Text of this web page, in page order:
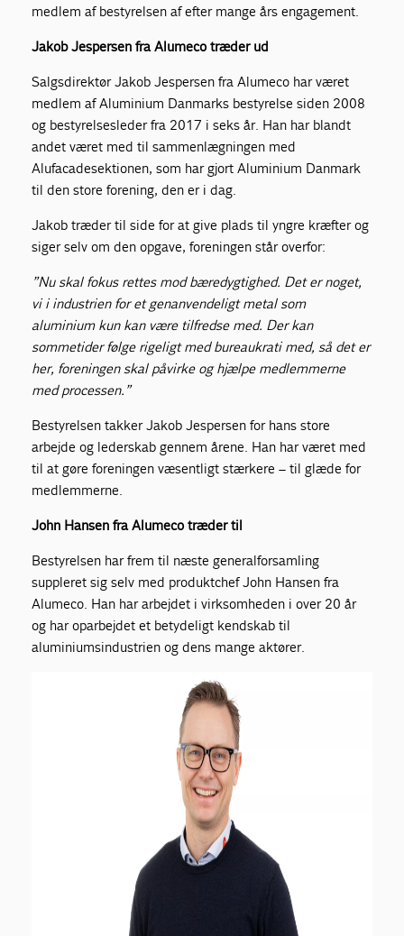
medlem af bestyrelsen af efter mange års engagement.
Jakob Jespersen fra Alumeco træder ud
Salgsdirektør Jakob Jespersen fra Alumeco har været
medlem af Aluminium Danmarks bestyrelse siden 2008
og bestyrelsesleder fra 2017 i seks år. Han har blandt
andet været med til sammenlægningen med
Alufacadesektionen, som har gjort Aluminium Danmark
til den store forening, den er i dag.
Jakob træder til side for at give plads til yngre kræfter og
siger selv om den opgave, foreningen står overfor:
”Nu skal fokus rettes mod bæredygtighed. Det er noget,
vi i industrien for et genanvendeligt metal som
aluminium kun kan være tilfredse med. Der kan
sommetider følge rigeligt med bureaukrati med, så det er
her, foreningen skal påvirke og hjælpe medlemmerne
med processen.”
Bestyrelsen takker Jakob Jespersen for hans store
arbejde og lederskab gennem årene. Han har været med
til at gøre foreningen væsentligt stærkere – til glæde for
medlemmerne.
John Hansen fra Alumeco træder til
Bestyrelsen har frem til næste generalforsamling
suppleret sig selv med produktchef John Hansen fra
Alumeco. Han har arbejdet i virksomheden i over 20 år
og har oparbejdet et betydeligt kendskab til
aluminiumsindustrien og dens mange aktører.